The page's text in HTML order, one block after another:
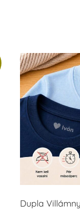
Dupla